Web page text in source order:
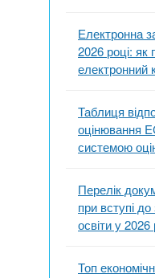
Електронна
2026 році: як
електронний
Таблиця
оцінювання
системою
Перелік
при вступі
освіти у 2026
Топ